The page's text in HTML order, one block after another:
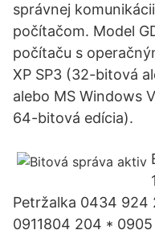
správnej
počítačom. Model
počítaču s
XP SP3 (32-bitová
alebo MS Windows
64-bitová edícia).
Petržalka 0434
0911804 204 *